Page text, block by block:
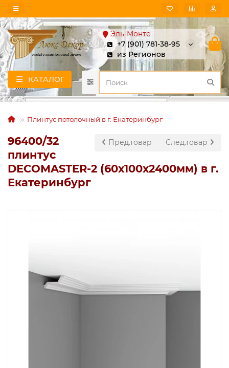
Эль-Монте
+7 (901) 781-38-95
из Регионов
КАТАЛОГ
Плинтус потолочный в г. Екатеринбург
Пред.товар След.товар
96400/32
плинтус
DECOMASTER-2 (60х100х2400мм) в г.
Екатеринбург